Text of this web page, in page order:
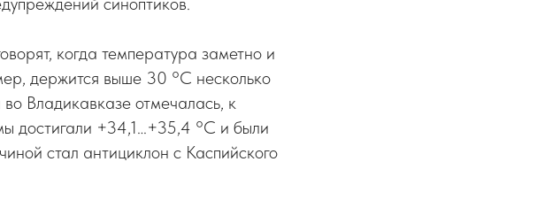
когда температура заметно и
держится выше 30 °C несколько
Владикавказе отмечалась, к
достигали +34,1…+35,4 °C и были
стал антициклон с Каспийского